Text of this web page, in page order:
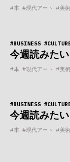
#本 #現代アート #美
#BUSINESS
今週読みた
#本 #現代アート #美
#BUSINESS
今週読みた
#本 #現代アート #美